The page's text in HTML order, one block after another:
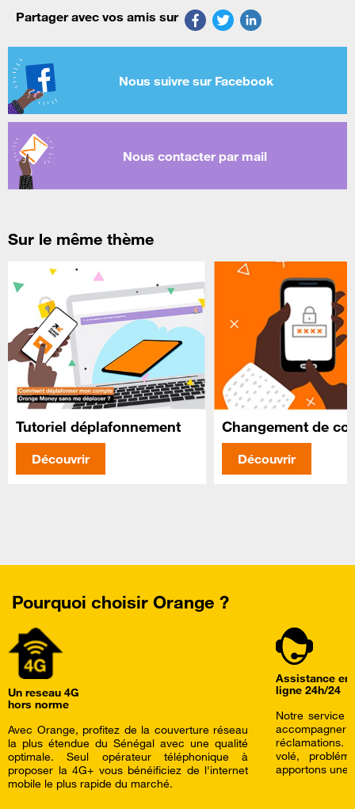
Partager avec vos amis sur
Nous suivre sur Facebook
Nous contacter par mail
Sur le même thème
Tutoriel déplafonnement
Découvrir
Changement de
Découvrir
Pourquoi choisir Orange ?
Un reseau 4G
hors norme
Avec Orange, profitez de la couverture réseau
la plus étendue du Sénégal avec une qualité
optimale. Seul opérateur téléphonique à
proposer la 4G+ vous bénéificiez de l'internet
mobile le plus rapide du marché.
Assistance en
ligne 24h/24
Notre service
accompagner
réclamations.
volé,
apportons une